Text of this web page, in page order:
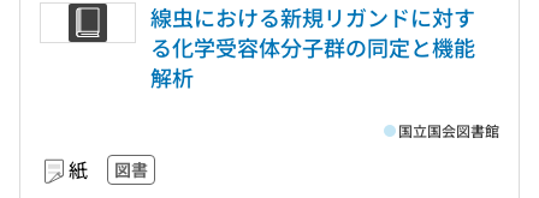
線虫における新規リガンドに対す
る化学受容体分子群の同定と機能
解析
紙 図書
国立国会図書館